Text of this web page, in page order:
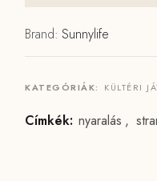
Brand: Sunnylife
KATEGÓRIÁK: KÜLTÉRI
Címkék: nyaralás ,